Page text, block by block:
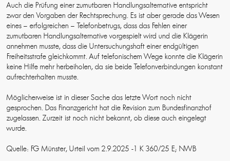
Auch die Prüfung einer zumutbaren Handlungsalternative entspricht
zwar den Vorgaben der Rechtsprechung. Es ist aber gerade das Wesen
eines – erfolgreichen – Telefonbetrugs, dass das Fehlen einer
zumutbaren Handlungsalternative vorgespielt wird und die Klägerin
annehmen musste, dass die Untersuchungshaft einer endgültigen
Freiheitsstrafe gleichkommt. Auf telefonischem Wege konnte die Klägerin
keine Hilfe mehr herbeiholen, da sie beide Telefonverbindungen konstant
aufrechterhalten musste.
Möglicherweise ist in dieser Sache das letzte Wort noch nicht
gesprochen. Das Finanzgericht hat die Revision zum Bundesfinanzhof
zugelassen. Zurzeit ist noch nicht bekannt, ob diese auch eingelegt
wurde.
Quelle: FG Münster, Urteil vom 2.9.2025 -1 K 360/25 E; NWB